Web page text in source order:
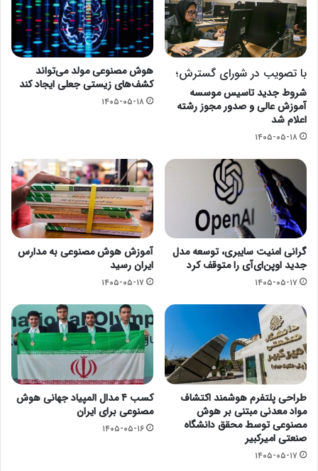
با تصویب در شورای گسترش؛
شروط جدید تاسیس موسسه
آموزش عالی و صدور مجوز رشته
اعلام شد
۱۴۰۵-۰۵-۱۸
هوش مصنوعی مولد می‌تواند
کشف‌های زیستی جعلی ایجاد کند
۱۴۰۵-۰۵-۱۸
گرانی امنیت سایبری، توسعه مدل
جدید اوپن‌ای‌آی را متوقف کرد
۱۴۰۵-۰۵-۱۷
آموزش هوش مصنوعی به مدارس
ایران رسید
۱۴۰۵-۰۵-۱۷
طراحی پلتفرم هوشمند اکتشاف
مواد معدنی مبتنی بر هوش
مصنوعی توسط محقق دانشگاه
صنعتی امیرکبیر
۱۴۰۵-۰۵-۱۷
کسب ۴ مدال المپیاد جهانی هوش
مصنوعی برای ایران
۱۴۰۵-۰۵-۱۶